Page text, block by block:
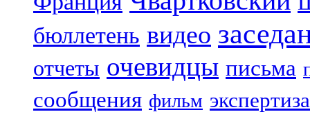
бюллетень видео
отчеты очевидцы письма
сообщения фильм экспертиза